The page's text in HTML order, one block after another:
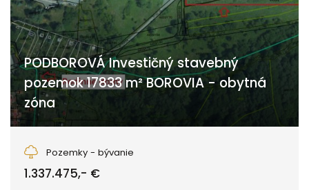
PODBOROVÁ Investičný stavebný
pozemok 17833 m² BOROVIA - obytná
zóna
Pozemky - bývanie
1.337.475,- €